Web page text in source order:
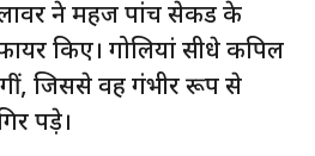
ने महज पांच सेकेंड के
किए। गोलियां सीधे कपिल
जिससे वह गंभीर रूप से
पड़े।